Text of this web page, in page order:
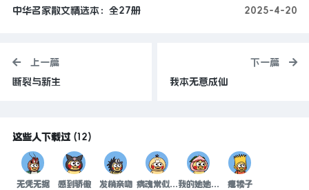
中华名家散文精选本：全27册
2025-4-20
上一篇
断裂与新生
下一篇
我本无意成仙
这些人下载过(12)
无凭无据 感到骄傲 发梢亲吻 病魂常似秋千索桥 我的她她的他不爱她 瘪犊子